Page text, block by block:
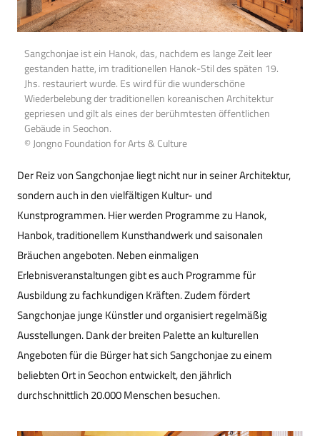
Sangchonjae ist ein Hanok, das, nachdem es lange Zeit leer
gestanden hatte, im traditionellen Hanok-Stil des späten 19.
Jhs. restauriert wurde. Es wird für die wunderschöne
Wiederbelebung der traditionellen koreanischen Architektur
gepriesen und gilt als eines der berühmtesten öffentlichen
Gebäude in Seochon.
© Jongno Foundation for Arts & Culture
Der Reiz von Sangchonjae liegt nicht nur in seiner Architektur,
sondern auch in den vielfältigen Kultur- und
Kunstprogrammen. Hier werden Programme zu Hanok,
Hanbok, traditionellem Kunsthandwerk und saisonalen
Bräuchen angeboten. Neben einmaligen
Erlebnisveranstaltungen gibt es auch Programme für
Ausbildung zu fachkundigen Kräften. Zudem fördert
Sangchonjae junge Künstler und organisiert regelmäßig
Ausstellungen. Dank der breiten Palette an kulturellen
Angeboten für die Bürger hat sich Sangchonjae zu einem
beliebten Ort in Seochon entwickelt, den jährlich
durchschnittlich 20.000 Menschen besuchen.